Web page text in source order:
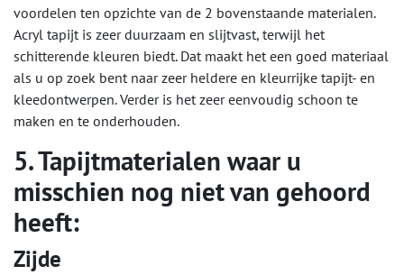
voordelen ten opzichte van de 2 bovenstaande materialen.
Acryl tapijt is zeer duurzaam en slijtvast, terwijl het
schitterende kleuren biedt. Dat maakt het een goed materiaal
als u op zoek bent naar zeer heldere en kleurrijke tapijt- en
kleedontwerpen. Verder is het zeer eenvoudig schoon te
maken en te onderhouden.
5. Tapijtmaterialen waar u
misschien nog niet van gehoord
heeft:
Zijde